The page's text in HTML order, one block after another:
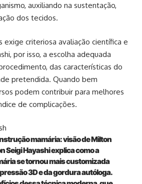
auxiliando na sustentação,
dos tecidos.
exige criteriosa avaliação científica e
por isso, a escolha adequada
das características do
pretendida. Quando bem
podem contribuir para melhores
de complicações.
mamária: visão de Milton
Seigi Hayashi explica como a
se tornou mais customizada
3D e da gordura autóloga.